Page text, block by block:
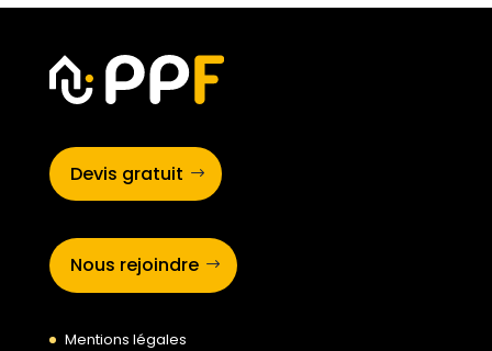
Devis gratuit
Nous rejoindre
Mentions légales